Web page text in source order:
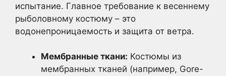
испытание. Главное требование к весеннему
рыболовному костюму – это
водонепроницаемость и защита от ветра.
Мембранные ткани: Костюмы из
мембранных тканей (например, Gore-